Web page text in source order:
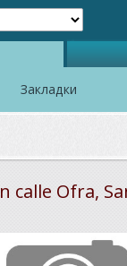
Закладки
calle Ofra,